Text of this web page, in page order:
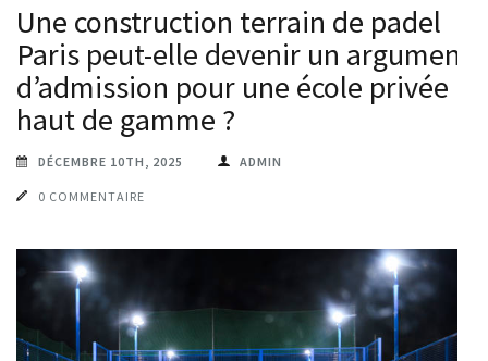
Une construction terrain de padel
Paris peut-elle devenir un argument
d’admission pour une école privée
haut de gamme ?
DÉCEMBRE 10TH, 2025 ADMIN
0 COMMENTAIRE